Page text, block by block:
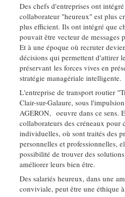
Des chefs d'entreprises ont
collaborateur "heureux" est plus
plus efficient. Ils ont intégré que
pouvait être vecteur de messages
Et à une époque où recruter
décisions qui permettent d'attirer
préservant les forces vives en
stratégie managériale intelligente.
L'entreprise de transport routier
Clair-sur-Galaure, sous
AGERON, oeuvre dans ce sens.
collaborateurs des créneaux pour
individuelles, où sont traités des
personnelles et professionnelles,
possibilité de trouver des
améliorer leurs bien être.
Des salariés heureux, dans une
conviviale, peut être une éthique